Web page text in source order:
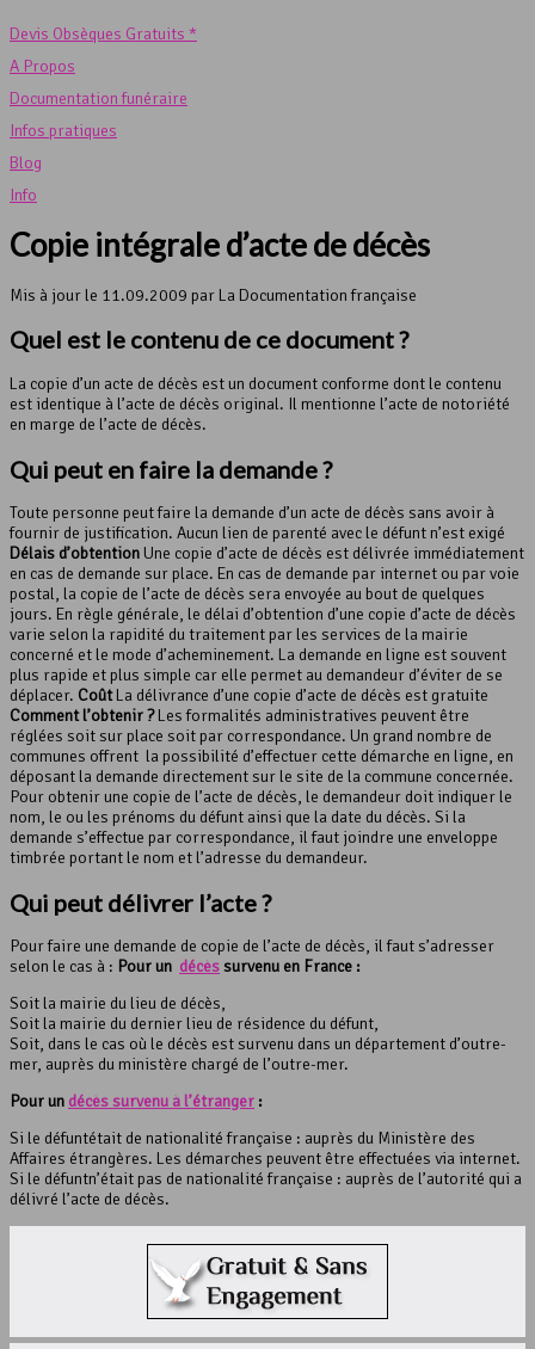
Devis Obsèques Gratuits *
A Propos
Documentation funéraire
Infos pratiques
Blog
Info
Copie intégrale d’acte de décès
Mis à jour le 11.09.2009 par La Documentation française
Quel est le contenu de ce document ?
La copie d’un acte de décès est un document conforme dont le contenu
est identique à l’acte de décès original. Il mentionne l’acte de notoriété
en marge de l’acte de décès.
Qui peut en faire la demande ?
Toute personne peut faire la demande d’un acte de décès sans avoir à
fournir de justification. Aucun lien de parenté avec le défunt n’est exigé
Délais d’obtention Une copie d’acte de décès est délivrée immédiatement
en cas de demande sur place. En cas de demande par internet ou par voie
postal, la copie de l’acte de décès sera envoyée au bout de quelques
jours. En règle générale, le délai d’obtention d’une copie d’acte de décès
varie selon la rapidité du traitement par les services de la mairie
concerné et le mode d’acheminement. La demande en ligne est souvent
plus rapide et plus simple car elle permet au demandeur d’éviter de se
déplacer. CoûtLa délivrance d’une copie d’acte de décès est gratuite
Comment l’obtenir ?Les formalités administratives peuvent être
réglées soit sur place soit par correspondance. Un grand nombre de
communes offrent la possibilité d’effectuer cette démarche en ligne, en
déposant la demande directement sur le site de la commune concernée.
Pour obtenir une copie de l’acte de décès, le demandeur doit indiquer le
nom, le ou les prénoms du défunt ainsi que la date du décès. Si la
demande s’effectue par correspondance, il faut joindre une enveloppe
timbrée portant le nom et l’adresse du demandeur.
Qui peut délivrer l’acte ?
Pour faire une demande de copie de l’acte de décès, il faut s’adresser
selon le cas à : Pour un décèssurvenu en France :
Soit la mairie du lieu de décès,
Soit la mairie du dernier lieu de résidence du défunt,
Soit, dans le cas où le décès est survenu dans un département d’outre-
mer, auprès du ministère chargé de l’outre-mer.
Pour un décès survenu à l’étranger :
Si le défuntétait de nationalité française : auprès du Ministère des
Affaires étrangères. Les démarches peuvent être effectuées via internet.
Si le défuntn’était pas de nationalité française : auprès de l’autorité qui a
délivré l’acte de décès.